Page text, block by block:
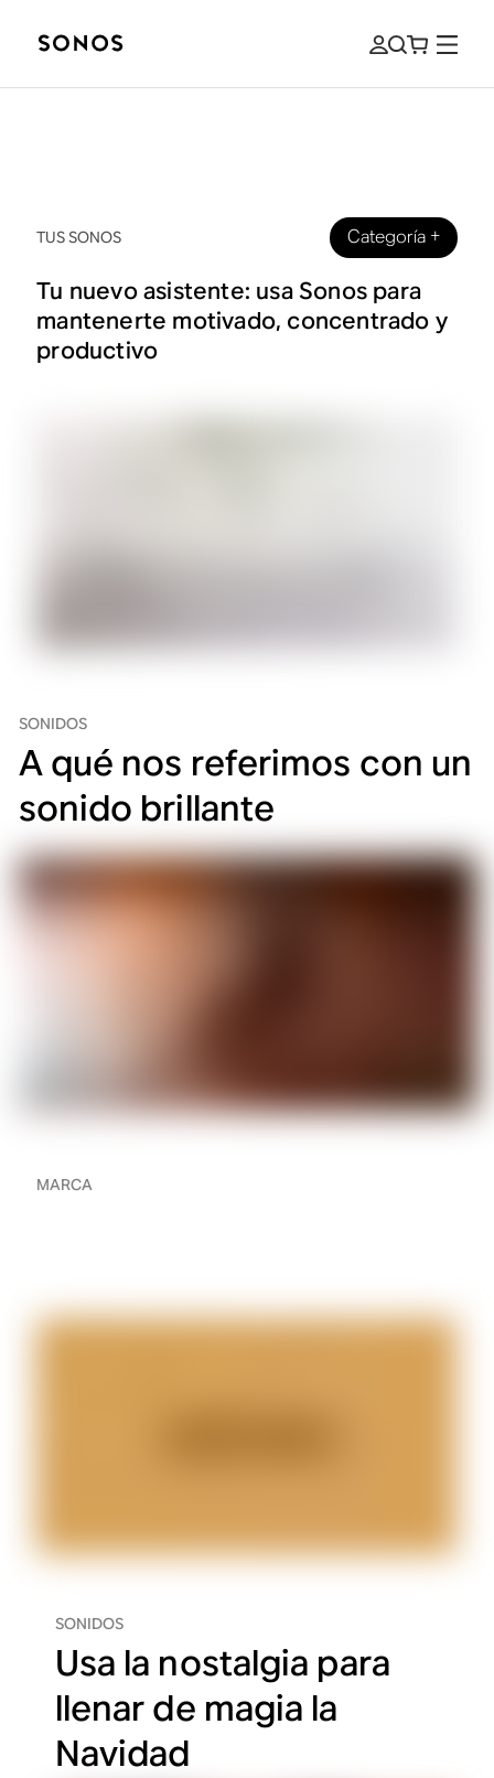
TUS SONOS Categoría+
Tu nuevo asistente: usa Sonos para
mantenerte motivado, concentrado y
productivo
A qué nos referimos con un
sonido brillante
SONIDOS
MARCA
SONIDOS
Usa la nostalgia para
llenar de magia la
Navidad